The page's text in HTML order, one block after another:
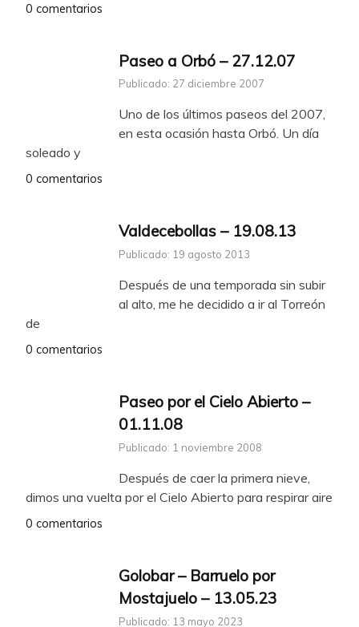
0 comentarios
Paseo a Orbó – 27.12.07
Publicado: 27 diciembre 2007
Uno de los últimos paseos del 2007,
en esta ocasión hasta Orbó. Un día
soleado y
0 comentarios
Valdecebollas – 19.08.13
Publicado: 19 agosto 2013
Después de una temporada sin subir
al alto, me he decidido a ir al Torreón
de
0 comentarios
Paseo por el Cielo Abierto –
01.11.08
Publicado: 1 noviembre 2008
Después de caer la primera nieve,
dimos una vuelta por el Cielo Abierto para respirar aire
0 comentarios
Golobar – Barruelo por
Mostajuelo – 13.05.23
Publicado: 13 mayo 2023